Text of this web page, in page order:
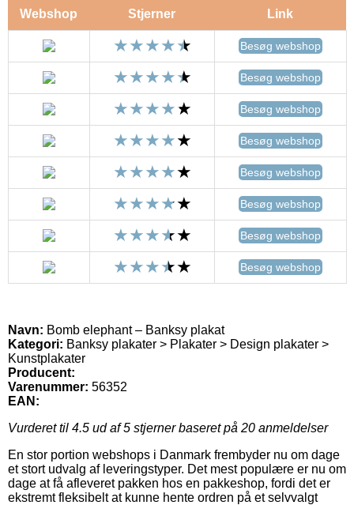
Webshop Stjerner Link
Besøg webshop
Besøg webshop
Besøg webshop
Besøg webshop
Besøg webshop
Besøg webshop
Besøg webshop
Besøg webshop
Navn: Bomb elephant – Banksy plakat
Kategori: Banksy plakater > Plakater > Design plakater >
Kunstplakater
Producent:
Varenummer: 56352
EAN:
Vurderet til 4.5 ud af 5 stjerner baseret på 20 anmeldelser
En stor portion webshops i Danmark frembyder nu om dage
et stort udvalg af leveringstyper. Det mest populære er nu om
dage at få afleveret pakken hos en pakkeshop, fordi det er
ekstremt fleksibelt at kunne hente ordren på et selvvalgt